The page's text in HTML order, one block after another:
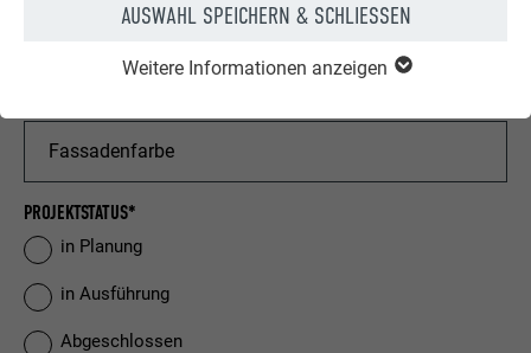
AUSWAHL SPEICHERN & SCHLIESSEN
Weitere Informationen anzeigen
PROJEKTSTATUS*
in Planung
in Ausführung
Abgeschlossen